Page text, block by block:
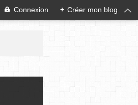
Connexion + Créer mon blog